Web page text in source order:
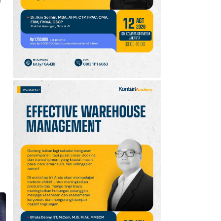
10 Promo JSM Superindo
7–9 Agustus 2026,
Minyak Goreng Rp37.900
hingga Buah Diskon 50%